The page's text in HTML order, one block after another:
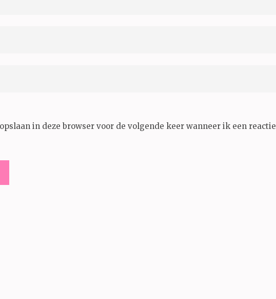
in deze browser voor de volgende keer wanneer ik een reactie